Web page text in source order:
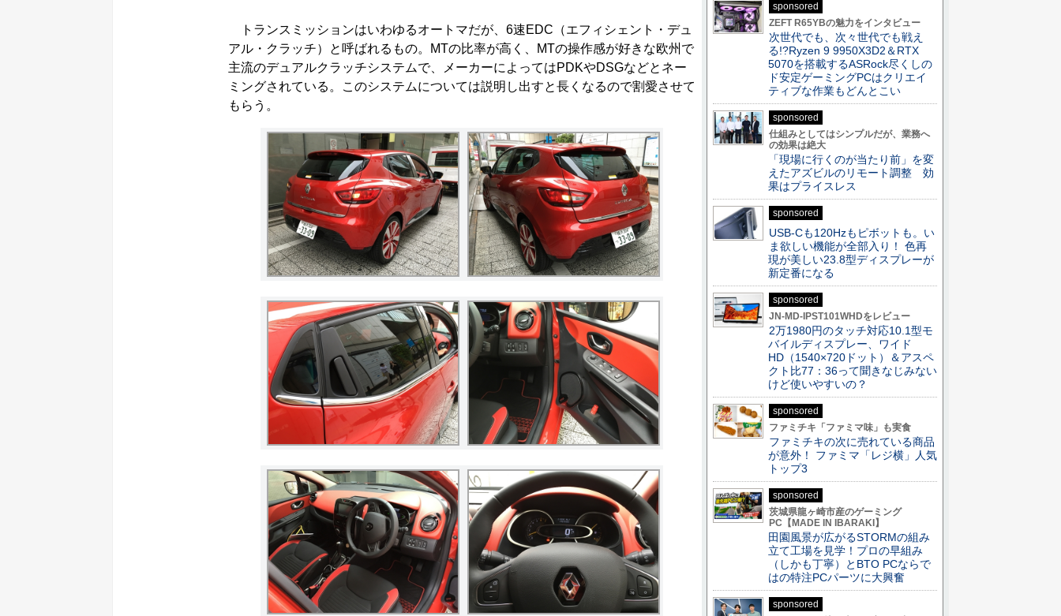
トランスミッションはいわゆるオートマだが、6速EDC（エフィシェント・デュ
アル・クラッチ）と呼ばれるもの。MTの比率が高く、MTの操作感が好きな欧州で
主流のデュアルクラッチシステムで、メーカーによってはPDKやDSGなどとネー
ミングされている。このシステムについては説明し出すと長くなるので割愛させて
もらう。
sponsored
ZEFT R65YBの魅力をインタビュー
次世代でも、次々世代でも戦え
る!?Ryzen 9 9950X3D2＆RTX
5070を搭載するASRock尽くしの
ド安定ゲーミングPCはクリエイ
ティブな作業もどんとこい
sponsored
仕組みとしてはシンプルだが、業務へ
の効果は絶大
「現場に行くのが当たり前」を変
えたアズビルのリモート調整 効
果はプライスレス
sponsored
USB-Cも120Hzもピボットも。い
ま欲しい機能が全部入り！ 色再
現が美しい23.8型ディスプレーが
新定番になる
sponsored
JN-MD-IPST101WHDをレビュー
2万1980円のタッチ対応10.1型モ
バイルディスプレー、ワイド
HD（1540×720ドット）＆アスペ
クト比77：36って聞きなじみない
けど使いやすいの？
sponsored
ファミチキ「ファミマ味」も実食
ファミチキの次に売れている商品
が意外！ ファミマ「レジ横」人気
トップ3
sponsored
茨城県龍ヶ崎市産のゲーミング
PC【MADE IN IBARAKI】
田園風景が広がるSTORMの組み
立て工場を見学！プロの早組み
（しかも丁寧）とBTO PCならで
はの特注PCパーツに大興奮
sponsored